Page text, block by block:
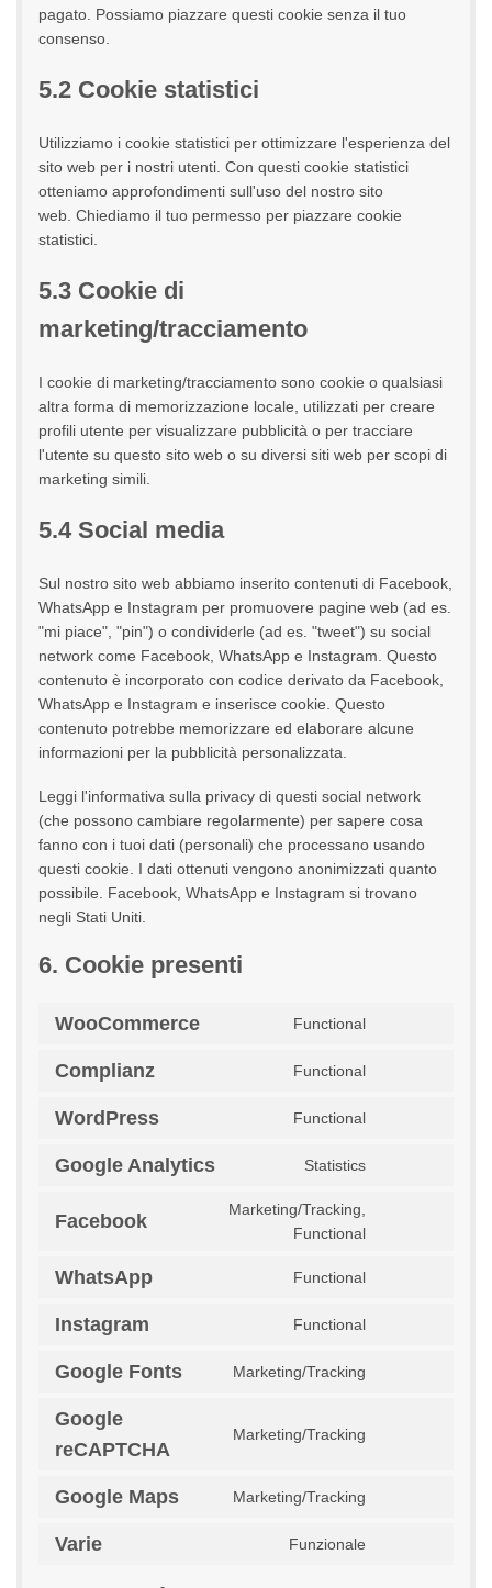
pagato. Possiamo piazzare questi cookie senza il tuo
consenso.
5.2 Cookie statistici
Utilizziamo i cookie statistici per ottimizzare l'esperienza del
sito web per i nostri utenti. Con questi cookie statistici
otteniamo approfondimenti sull'uso del nostro sito
web. Chiediamo il tuo permesso per piazzare cookie
statistici.
5.3 Cookie di
marketing/tracciamento
I cookie di marketing/tracciamento sono cookie o qualsiasi
altra forma di memorizzazione locale, utilizzati per creare
profili utente per visualizzare pubblicità o per tracciare
l'utente su questo sito web o su diversi siti web per scopi di
marketing simili.
5.4 Social media
Sul nostro sito web abbiamo inserito contenuti di Facebook,
WhatsApp e Instagram per promuovere pagine web (ad es.
"mi piace", "pin") o condividerle (ad es. "tweet") su social
network come Facebook, WhatsApp e Instagram. Questo
contenuto è incorporato con codice derivato da Facebook,
WhatsApp e Instagram e inserisce cookie. Questo
contenuto potrebbe memorizzare ed elaborare alcune
informazioni per la pubblicità personalizzata.
Leggi l'informativa sulla privacy di questi social network
(che possono cambiare regolarmente) per sapere cosa
fanno con i tuoi dati (personali) che processano usando
questi cookie. I dati ottenuti vengono anonimizzati quanto
possibile. Facebook, WhatsApp e Instagram si trovano
negli Stati Uniti.
6. Cookie presenti
WooCommerce Functional
Complianz Functional
WordPress Functional
Google Analytics Statistics
Facebook
Marketing/Tracking,
Functional
WhatsApp Functional
Instagram Functional
Google Fonts Marketing/Tracking
Google
reCAPTCHA
Marketing/Tracking
Google Maps Marketing/Tracking
Varie Funzionale